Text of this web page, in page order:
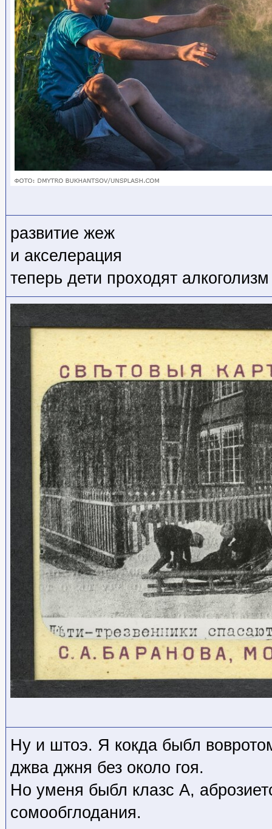
развитие жеж
и акселерация
теперь дети проходят
Ну и штоэ. Я кокда быбл
джва джня без около гоя.
Но уменя быбл клазс А,
сомообглодания.